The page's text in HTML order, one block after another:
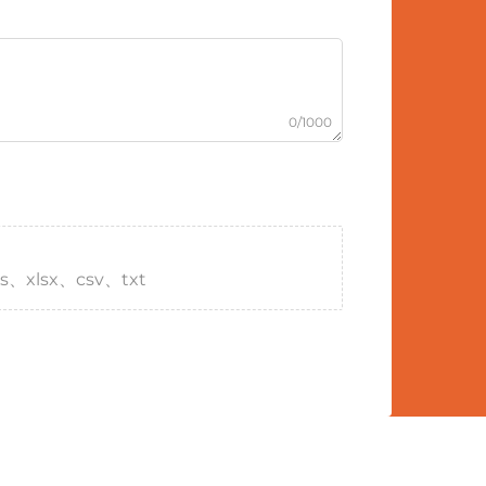
0/1000
xlsx、csv、txt